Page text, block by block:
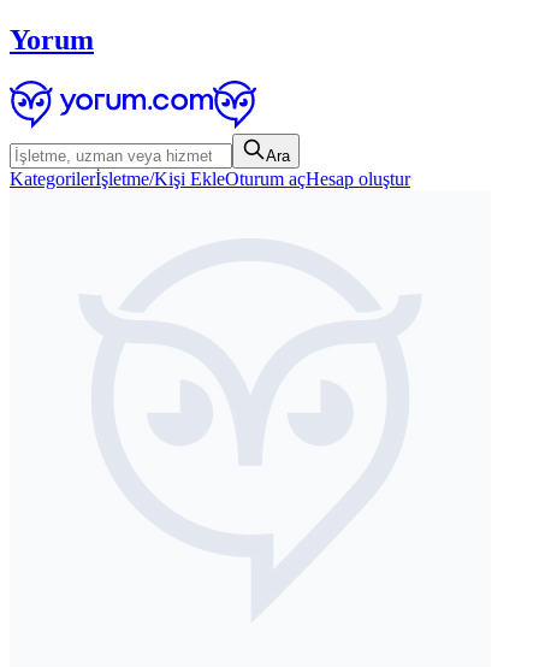
Yorum
Ara
Kategorilerİşletme/Kişi EkleOturum açHesap oluştur